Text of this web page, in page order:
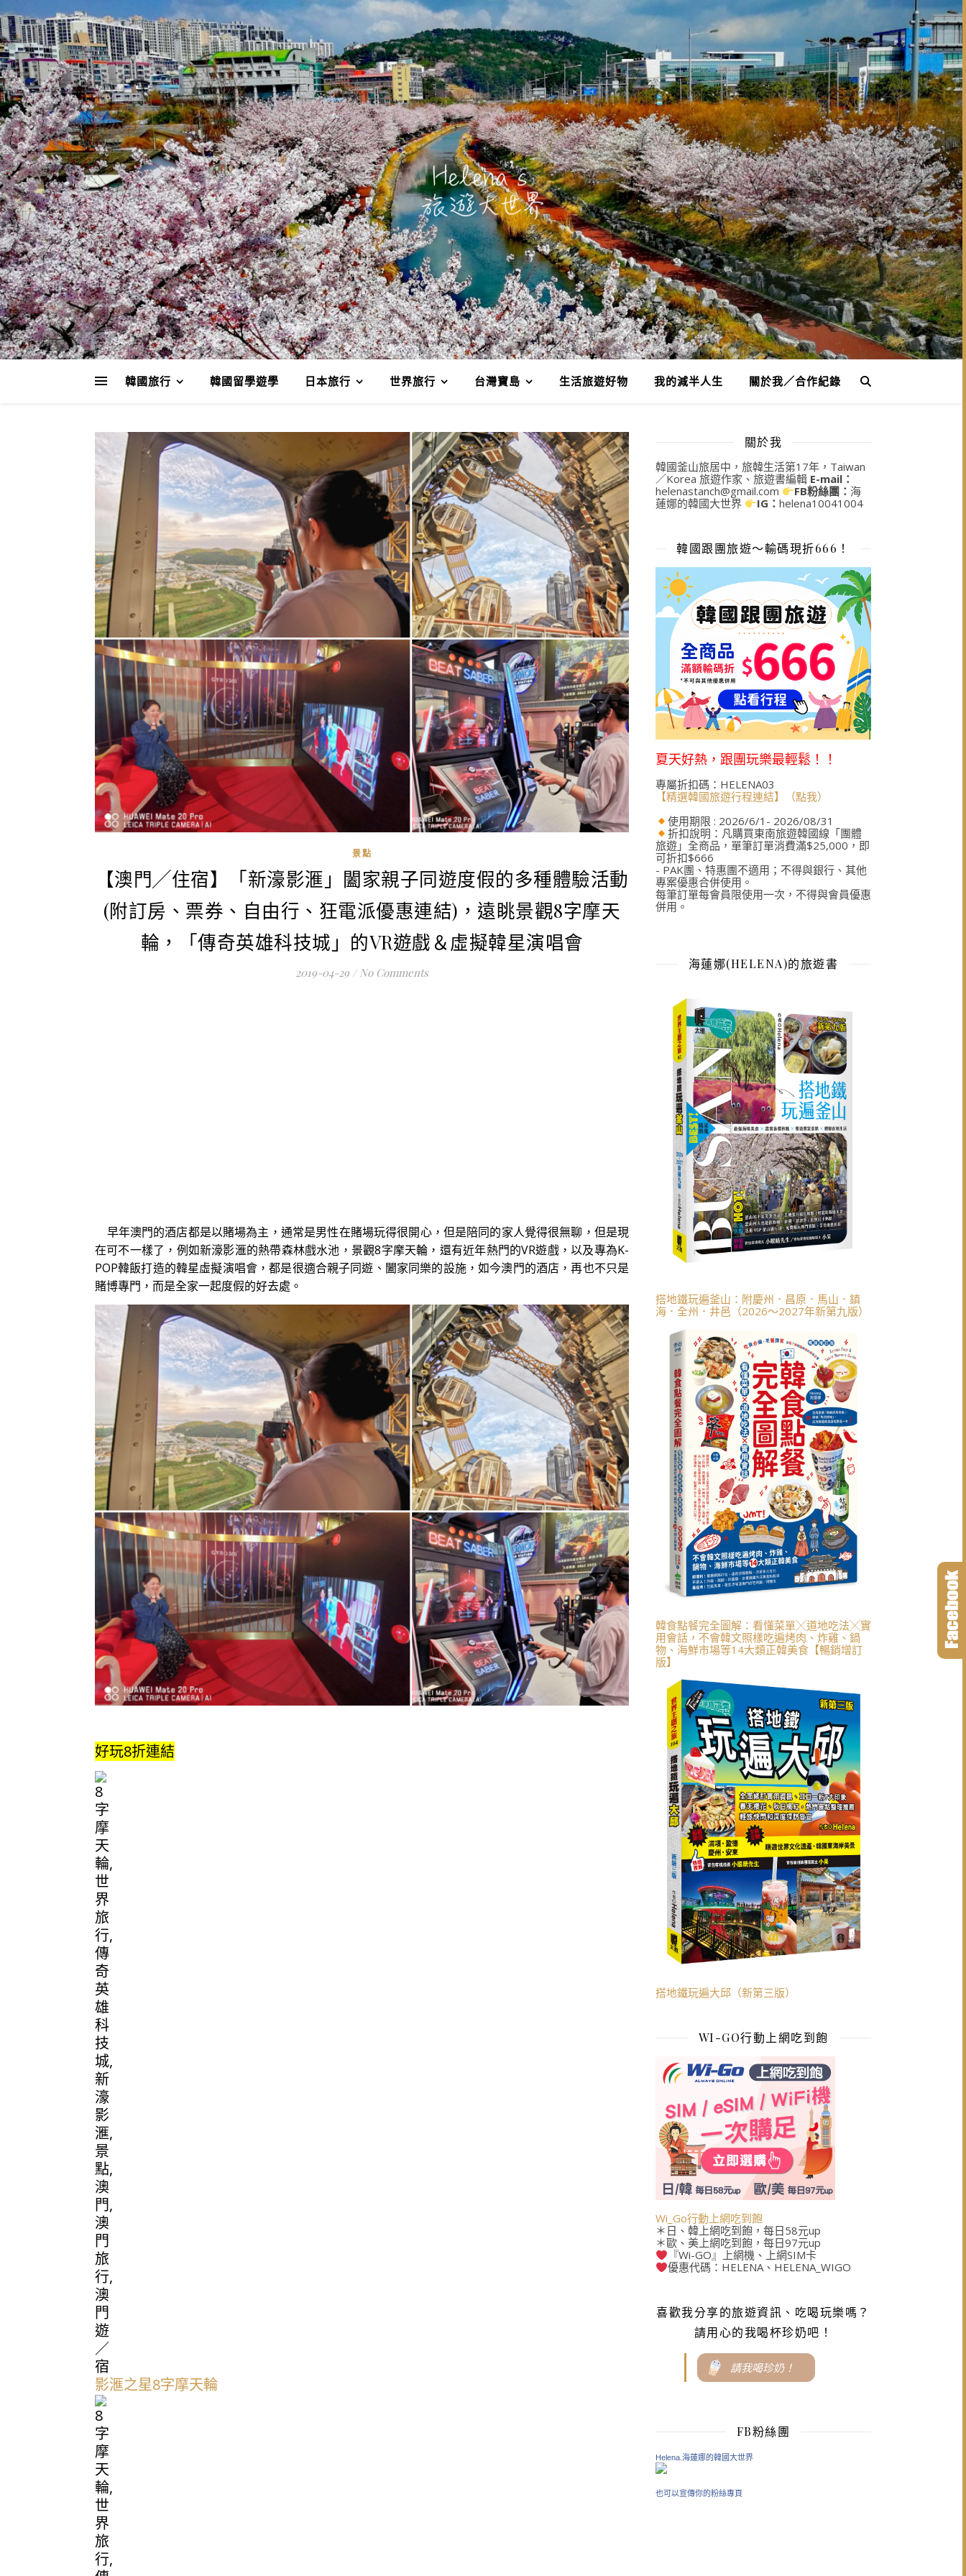
韓國旅行 韓國留學遊學 日本旅行 世界旅行 台灣寶島 生活旅遊好物 我的減半人生 關於我／合作紀錄
景點
【澳門╱住宿】「新濠影滙」闔家親子同遊度假的多種體驗活動
(附訂房、票券、自由行、狂電派優惠連結)，遠眺景觀8字摩天
輪，「傳奇英雄科技城」的VR遊戲＆虛擬韓星演唱會
2019-04-29 / No Comments
早年澳門的酒店都是以賭場為主，通常是男性在賭場玩得很開心，但是陪同的家人覺得很無聊，但是現
在可不一樣了，例如新濠影滙的熱帶森林戲水池，景觀8字摩天輪，還有近年熱門的VR遊戲，以及專為K-
POP韓飯打造的韓星虛擬演唱會，都是很適合親子同遊、闔家同樂的設施，如今澳門的酒店，再也不只是
賭博專門，而是全家一起度假的好去處。
好玩8折連結
影滙之星8字摩天輪
關於我
韓國釜山旅居中，旅韓生活第17年，Taiwan
／Korea 旅遊作家、旅遊書編輯 E-mail：
helenastanch@gmail.com
FB粉絲團： 海
蓮娜的韓國大世界
IG：helena10041004
韓國跟團旅遊～輸碼現折666！
夏天好熱，跟團玩樂最輕鬆！！
專屬折扣碼：HELENA03
【精選韓國旅遊行程連結】（點我）
使用期限 : 2026/6/1- 2026/08/31
折扣說明：凡購買東南旅遊韓國線「團體
旅遊」全商品，單筆訂單消費滿$25,000，即
可折扣$666
- PAK團、特惠團不適用；不得與銀行、其他
專案優惠合併使用。
每筆訂單每會員限使用一次，不得與會員優惠
併用。
海蓮娜(HELENA)的旅遊書
搭地鐵玩遍釜山：附慶州．昌原．馬山．鎮
海．全州．井邑（2026～2027年新第九版）
韓食點餐完全圖解：看懂菜單╳道地吃法╳實
用會話，不會韓文照樣吃遍烤肉、炸雞、鍋
物、海鮮市場等14大類正韓美食【暢銷增訂
版】
搭地鐵玩遍大邱（新第三版）
WI-GO行動上網吃到飽
Wi_Go行動上網吃到飽
＊日、韓上網吃到飽，每日58元up
＊歐、美上網吃到飽，每日97元up
『Wi-GO』上網機、上網SIM卡
優惠代碼：HELENA、HELENA_WIGO
喜歡我分享的旅遊資訊、吃喝玩樂嗎？
請用心的我喝杯珍奶吧！
請我喝珍奶！
FB粉絲團
Helena.海蓮娜的韓國大世界
也可以宣傳你的粉絲專頁